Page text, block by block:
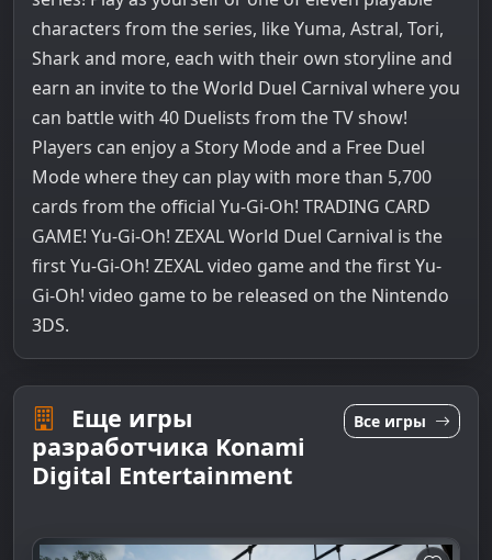
characters from the series, like Yuma, Astral, Tori,
Shark and more, each with their own storyline and
earn an invite to the World Duel Carnival where you
can battle with 40 Duelists from the TV show!
Players can enjoy a Story Mode and a Free Duel
Mode where they can play with more than 5,700
cards from the official Yu-Gi-Oh! TRADING CARD
GAME! Yu-Gi-Oh! ZEXAL World Duel Carnival is the
first Yu-Gi-Oh! ZEXAL video game and the first Yu-
Gi-Oh! video game to be released on the Nintendo
3DS.
Еще игры
разработчика Konami
Digital Entertainment
Все игры